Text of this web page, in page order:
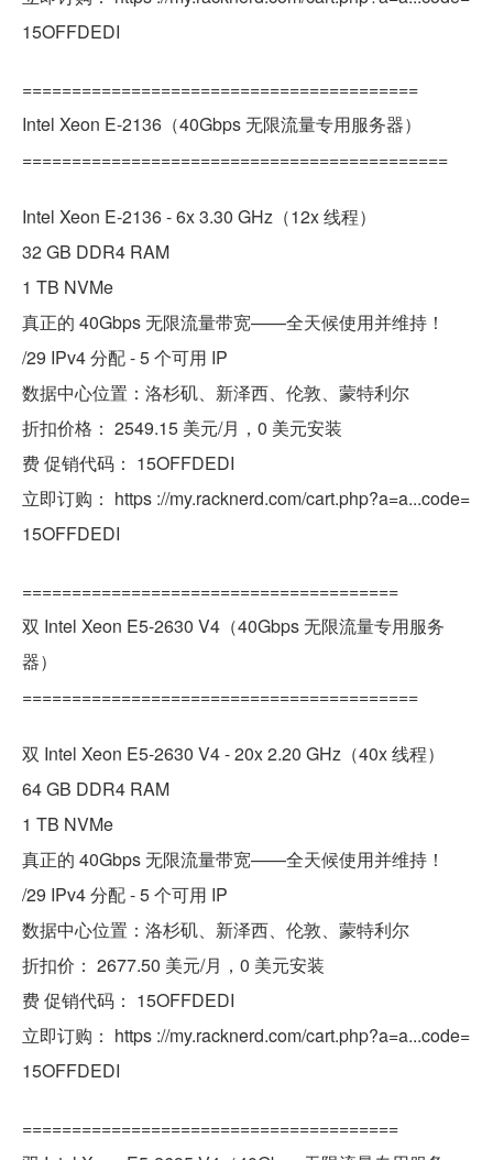
15OFFDEDI
========================================
Intel Xeon E-2136（40Gbps 无限流量专用服务器）
===========================================
Intel Xeon E-2136 - 6x 3.30 GHz（12x 线程）
32 GB DDR4 RAM
1 TB NVMe
真正的 40Gbps 无限流量带宽——全天候使用并维持！
/29 IPv4 分配 - 5 个可用 IP
数据中心位置：洛杉矶、新泽西、伦敦、蒙特利尔
折扣价格： 2549.15 美元/月，0 美元安装
费 促销代码： 15OFFDEDI
立即订购： https ://my.racknerd.com/cart.php?a=a...code=
15OFFDEDI
======================================
双 Intel Xeon E5-2630 V4（40Gbps 无限流量专用服务
器）
========================================
双 Intel Xeon E5-2630 V4 - 20x 2.20 GHz（40x 线程）
64 GB DDR4 RAM
1 TB NVMe
真正的 40Gbps 无限流量带宽——全天候使用并维持！
/29 IPv4 分配 - 5 个可用 IP
数据中心位置：洛杉矶、新泽西、伦敦、蒙特利尔
折扣价： 2677.50 美元/月，0 美元安装
费 促销代码： 15OFFDEDI
立即订购： https ://my.racknerd.com/cart.php?a=a...code=
15OFFDEDI
======================================